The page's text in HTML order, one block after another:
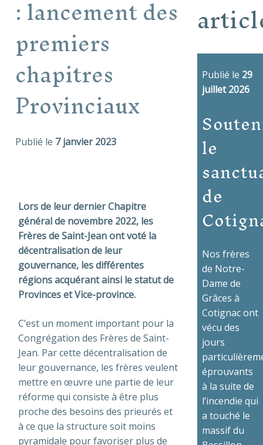
: lancement des
premiers
chapitres
Provinciaux
Publié le 7 janvier 2023
Lors de leur dernier Chapitre
général de novembre 2022, les
Frères de Saint-Jean ont voté la
décentralisation de leur
gouvernance, les différentes
régions acquérant ainsi le statut de
Provinces et Vice-province.
C’est un moment important pour la
Congrégation des Frères de Saint-
Jean. Par cette décentralisation de
leur gouvernance, les frères veulent
mettre en œuvre une partie de leur
réforme qui consiste à être plus
proche des besoins des prieurés et
à ce que la structure soit moins
pyramidale pour favoriser plus de
Publié le 29
juillet 2026
le
de
Nos frères
de Notre-
Dame de
Grâces à
Cotignac ont
vécu des
jours
éprouvants
à la suite de
l’incendie qui
a touché le
massif du